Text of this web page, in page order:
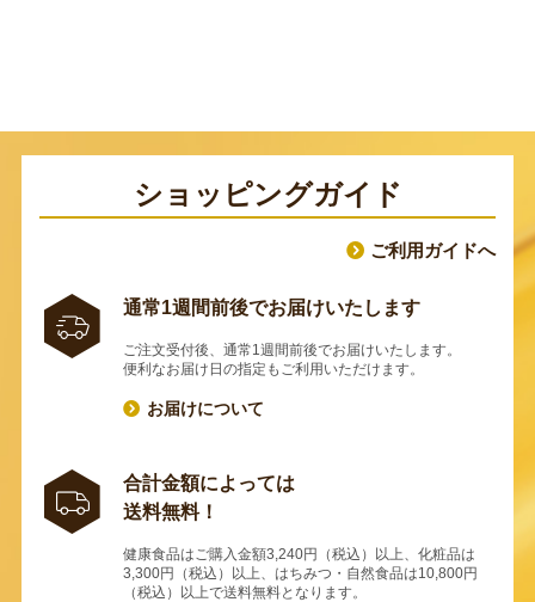
ショッピングガイド
ご利用ガイドへ
通常1週間前後でお届けいたします
ご注文受付後、通常1週間前後でお届けいたします。
便利なお届け日の指定もご利用いただけます。
お届けについて
合計金額によっては
送料無料！
健康食品はご購入金額3,240円（税込）以上、化粧品は
3,300円（税込）以上、はちみつ・自然食品は10,800円
（税込）以上で送料無料となります。